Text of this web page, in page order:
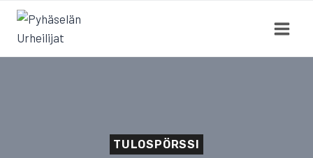
Siirry
sisältöön
TULOSPÖRSSI